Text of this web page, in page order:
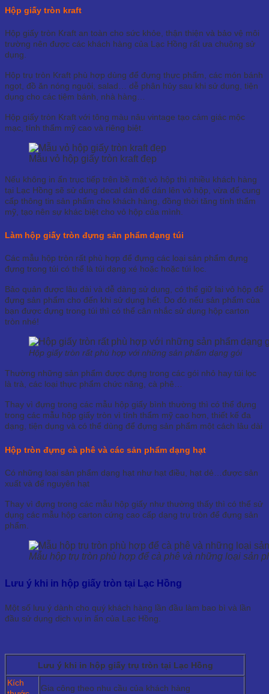
Hộp giấy tròn kraft
Hộp giấy tròn Kraft an toàn cho sức khỏe, thận thiện và bảo vệ môi
trường nên được các khách hàng của Lạc Hồng rất ưa chuộng sử
dụng.
Hộp trụ tròn Kraft phù hợp dùng để đựng thực phẩm, các món bánh
ngọt, đồ ăn nóng nguội, salad… dễ phân hủy sau khi sử dụng, tiện
dụng cho các tiệm bánh, nhà hàng…
Hộp giấy tròn Kraft với tông màu nâu vintage tạo cảm giác mộc
mạc, tính thẩm mỹ cao và riêng biệt.
Mẫu vỏ hộp giấy tròn kraft đẹp
Nếu không in ấn trục tiếp trên bề mặt vỏ hộp thì nhiều khách hàng
tại Lạc Hồng sẽ sử dụng decal dán để dán lên vỏ hộp, vừa để cung
cấp thông tin sản phẩm cho khách hàng, đồng thời tăng tính thẩm
mỹ, tạo nên sự khác biệt cho vỏ hộp của mình.
Làm hộp giấy tròn đựng sản phẩm dạng túi
Các mẫu hộp tròn rất phù hợp để đựng các loại sản phẩm đựng
đựng trong túi có thể là túi dạng xé hoặc hoặc túi lọc.
Bảo quản được lâu dài và dễ dàng sử dụng, có thể giữ lại vỏ hộp để
đựng sản phẩm cho đến khi sử dụng hết. Do đó nếu sản phẩm của
bạn được đựng trong túi thì có thể cân nhắc sử dụng hộp carton
tròn nhé!
Hộp giấy tròn rất phù hợp với những sản phẩm dạng gói
Thường những sản phẩm được đựng trong các gói nhỏ hay túi lọc
là trà, các loại thực phẩm chức năng, cà phê…
Thay vì đựng trong các mẫu hộp giấy bình thường thì có thể đựng
trong các mẫu hộp giấy tròn vì tính thẩm mỹ cao hơn, thiết kế đa
dạng, tiện dụng và có thể dùng để đựng sản phẩm một cách lâu dài
Hộp tròn đựng cà phê và các sản phẩm dạng hạt
Có những loại sản phẩm dạng hạt như hạt điều, hạt dẻ…được sản
xuất và để nguyên hạt
Thay vì đựng trong các mẫu hộp giấy như thường thấy thì có thể sử
dụng các mẫu hộp carton cứng cao cấp dạng trụ tròn để đựng sản
phẩm.
Mẫu hộp trụ tròn phù hợp để cà phê và những loại sản
Lưu ý khi in hộp giấy tròn tại Lạc Hồng
Một số lưu ý dành cho quý khách hàng lần đầu làm bao bì và lần
đầu sử dụng dịch vụ in ấn của Lạc Hồng.
Lưu ý khi in hộp giấy trụ tròn tại Lạc Hồng
Kích
Gia công theo nhu cầu của khách hàng